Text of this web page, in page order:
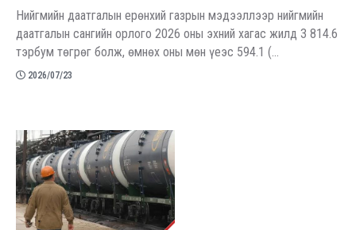
Нийгмийн даатгалын ерөнхий газрын мэдээллээр нийгмийн
даатгалын сангийн орлого 2026 оны эхний хагас жилд 3 814.6
тэрбум төгрөг болж, өмнөх оны мөн үеэс 594.1 (...
2026/07/23